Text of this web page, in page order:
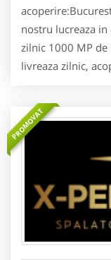
nostru lucreaza
zilnic 1000 MP de
livreaza zilnic,
PROMOVAT